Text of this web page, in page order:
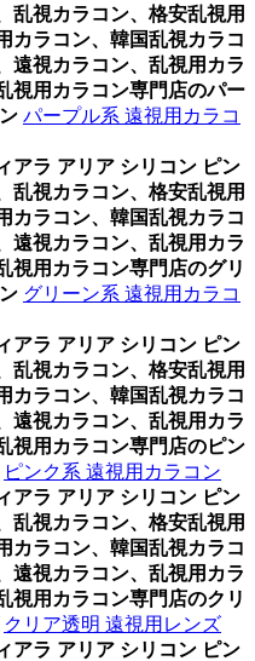
乱視カラコン、格安乱視用
カラコン、韓国乱視カラコ
遠視カラコン、乱視用カラ
視用カラコン専門店のパー
パープル系 遠視用カラコ
アラ アリア シリコン ピン
乱視カラコン、格安乱視用
カラコン、韓国乱視カラコ
遠視カラコン、乱視用カラ
視用カラコン専門店のグリ
グリーン系 遠視用カラコ
アラ アリア シリコン ピン
乱視カラコン、格安乱視用
カラコン、韓国乱視カラコ
遠視カラコン、乱視用カラ
視用カラコン専門店のピン
ピンク系 遠視用カラコン
アラ アリア シリコン ピン
乱視カラコン、格安乱視用
カラコン、韓国乱視カラコ
遠視カラコン、乱視用カラ
視用カラコン専門店のクリ
クリア透明 遠視用レンズ
アラ アリア シリコン ピン